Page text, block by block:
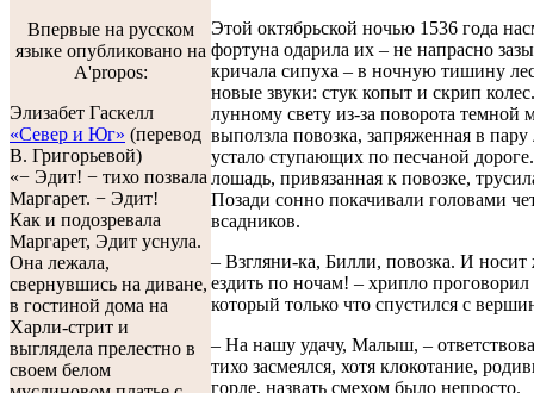
Впервые на русском
языке опубликовано на
A'propos:
Элизабет Гаскелл
«Север и Юг» (перевод
В. Григорьевой)
«− Эдит! − тихо позвала
Маргарет. − Эдит!
Как и подозревала
Маргарет, Эдит уснула.
Она лежала,
свернувшись на диване,
в гостиной дома на
Харли-стрит и
выглядела прелестно в
своем белом
Этой октябрьской ночью 1536 года
фортуна одарила их – не напрасно
кричала сипуха – в ночную тишину
новые звуки: стук копыт и скрип
лунному свету из-за поворота темной
выползла повозка, запряженная в
устало ступающих по песчаной
лошадь, привязанная к повозке,
Позади сонно покачивали головами
всадников.
– Взгляни-ка, Билли, повозка. И
ездить по ночам! – хрипло проговорил
который только что спустился с
– На нашу удачу, Малыш, –
тихо засмеялся, хотя клокотание,
горле, назвать смехом было непросто.